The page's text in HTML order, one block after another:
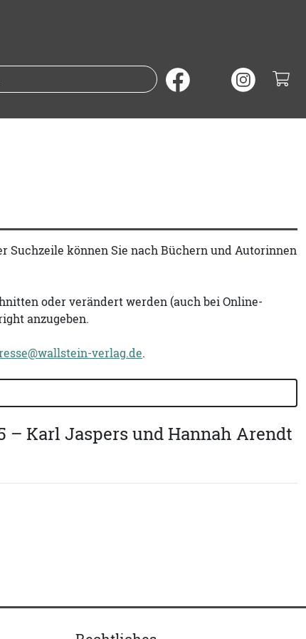
Suche nach Büchern oder
Suchzeile können Sie nach Büchern und Autorinnen
oder verändert werden (auch bei Online-
anzugeben.
verlag.de.
Karl Jaspers und Hannah Arendt